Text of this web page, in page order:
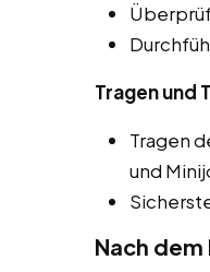
Tragen und
Tragen
und
Nach dem